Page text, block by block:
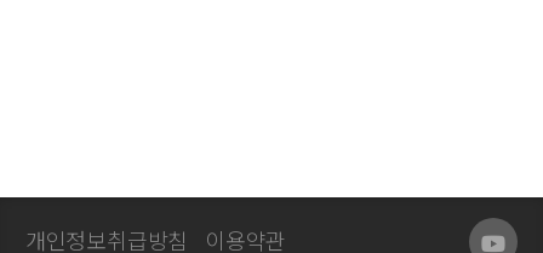
개인정보취급방침 이용약관